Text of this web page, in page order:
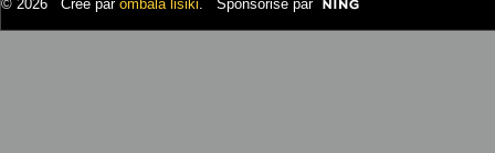
© 2026 Créé par ombala lisiki. Sponsorisé par